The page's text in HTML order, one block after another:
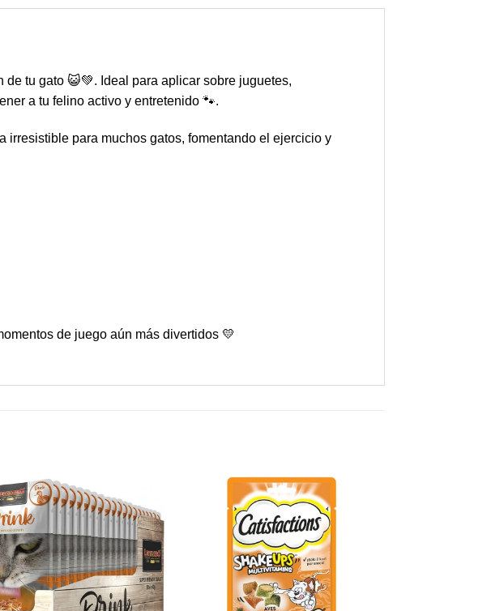
tu gato 😺💚. Ideal para aplicar sobre juguetes,
a tu felino activo y entretenido 🐾.
irresistible para muchos gatos, fomentando el ejercicio y
de juego aún más divertidos 💛
Añadir
a mi
lista de
los
deseos